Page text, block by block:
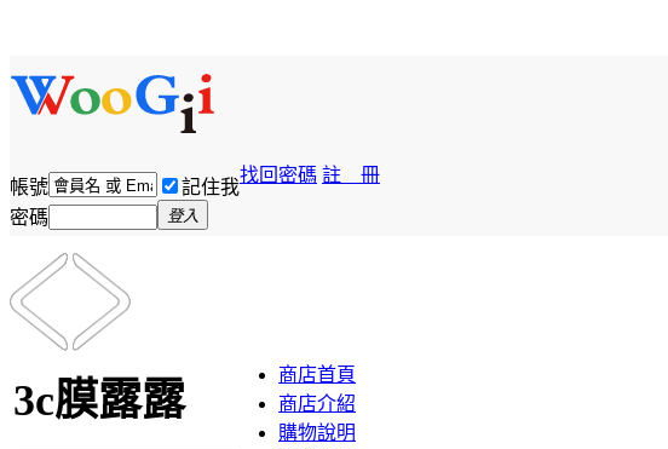
帳號 記住我
找回密碼 註 冊
密碼 登入
3c膜露露
商店首頁
商店介紹
購物說明